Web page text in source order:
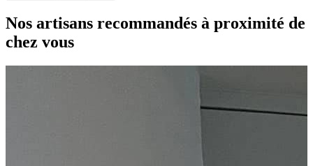
Nos artisans recommandés à proximité de
chez vous